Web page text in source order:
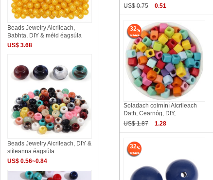
US$ 0.75
0.51
32
Soladach coirníní Aicrileach
Dath, Cearnóg, DIY,
US$ 1.87
1.28
32
Beads Jewelry Aicrileach,
Babhta, DIY & méid éagsúla
US$ 3.68
Beads Jewelry Aicrileach, DIY &
stíleanna éagsúla
US$ 0.56~0.84